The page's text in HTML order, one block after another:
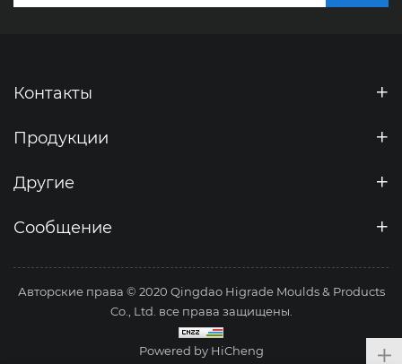
Контакты
Продукции
Другие
Сообщение
Авторские права © 2020 Qingdao Higrade Moulds & Products
Co., Ltd. все права защищены.
Powered by HiCheng